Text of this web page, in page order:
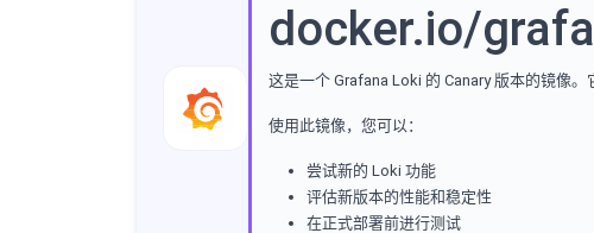
docker.io/
这是一个 Grafana Loki 的 Canary 版本的镜像
使用此镜像，您可以：
尝试新的 Loki 功能
评估新版本的性能和稳定性
在正式部署前进行测试